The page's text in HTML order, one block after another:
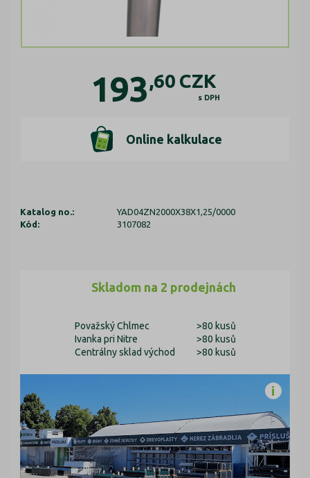
193,60 CZK
s DPH
Online kalkulace
Katalog no.:
YAD04ZN2000X38X1,25/0000
Kód:
3107082
Skladom na 2 prodejnách
Považský Chlmec
>80 kusů
Ivanka pri Nitre
>80 kusů
Centrálny sklad východ
>80 kusů